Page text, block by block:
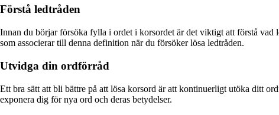
Förstå ledtråden
Innan du börjar försöka fylla i ordet i korsordet är det viktigt att förstå
som associerar till denna definition när du försöker lösa ledtråden.
Utvidga din ordförråd
Ett bra sätt att bli bättre på att lösa korsord är att kontinuerligt utöka ditt
exponera dig för nya ord och deras betydelser.